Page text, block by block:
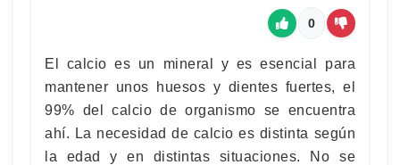
0
El calcio es un mineral y es esencial para
mantener unos huesos y dientes fuertes, el
99% del calcio de organismo se encuentra
ahí. La necesidad de calcio es distinta según
la edad y en distintas situaciones. No se